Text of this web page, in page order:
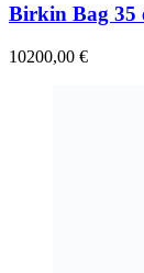
Birkin Bag 35
10200,00 €